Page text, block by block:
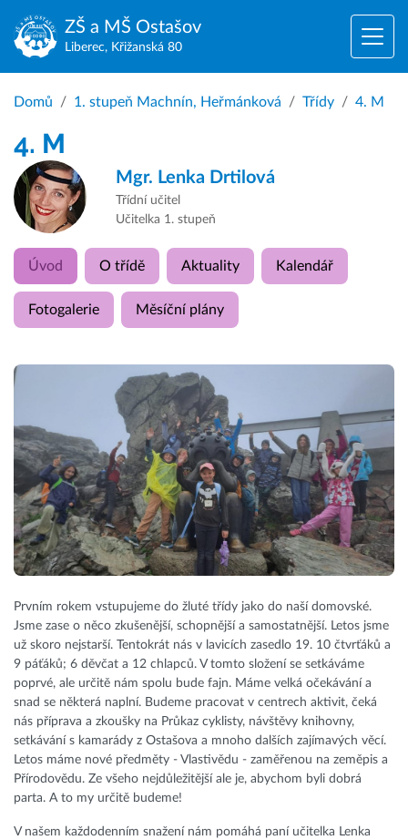
ZŠ a MŠ Ostašov
Liberec, Křižanská 80
Domů 1. stupeň Machnín, Heřmánková Třídy 4. M
4. M
Mgr. Lenka Drtilová
Třídní učitel
Učitelka 1. stupeň
Úvod O třídě Aktuality Kalendář
Fotogalerie Měsíční plány
Prvním rokem vstupujeme do žluté třídy jako do naší domovské.
Jsme zase o něco zkušenější, schopnější a samostatnější. Letos jsme
už skoro nejstarší. Tentokrát nás v lavicích zasedlo 19. 10 čtvrťáků a
9 páťáků; 6 děvčat a 12 chlapců. V tomto složení se setkáváme
poprvé, ale určitě nám spolu bude fajn. Máme velká očekávání a
snad se některá naplní. Budeme pracovat v centrech aktivit, čeká
nás příprava a zkoušky na Průkaz cyklisty, návštěvy knihovny,
setkávání s kamarády z Ostašova a mnoho dalších zajímavých věcí.
Letos máme nové předměty - Vlastivědu - zaměřenou na zeměpis a
Přírodovědu. Ze všeho nejdůležitější ale je, abychom byli dobrá
parta. A to my určitě budeme!
V našem každodenním snažení nám pomáhá paní učitelka Lenka